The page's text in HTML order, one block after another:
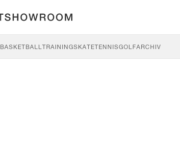
BASKETBALLTRAININGSKATETENNISGOLFARCHIV